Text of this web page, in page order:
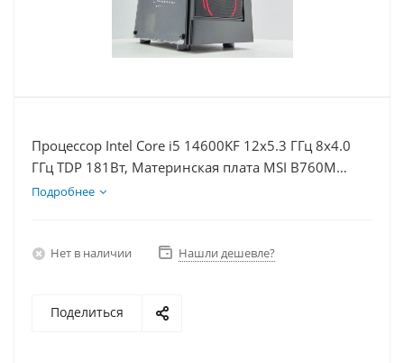
Процессор Intel Core i5 14600KF 12x5.3 ГГц 8x4.0
ГГц TDP 181Вт, Материнская плата MSI B760M
BOMBER WIFI D5, Видеокарта RTX 4060 8Гб, Память
Подробнее
Нет в наличии Нашли дешевле?
Поделиться